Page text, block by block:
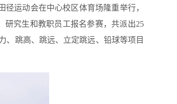
径运动会在中心校区体育场隆重举行，
研究生和教职员工报名参赛，共派出25
、跳高、跳远、立定跳远、铅球等项目